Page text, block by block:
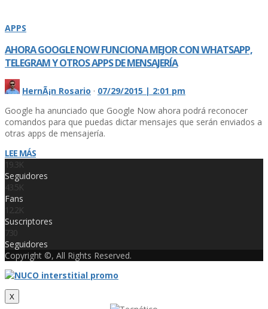
APPS
AHORA GOOGLE NOW FUNCIONA MEJOR CON WHATSAPP,
TELEGRAM Y OTROS APPS DE MENSAJERÍ­A
HernÃ¡n Rosario · 07/29/2015 | 2:01 pm
Google ha anunciado que Google Now ahora podrá reconocer
comandos para que puedas dictar mensajes que serán enviados a
otras apps de mensajerí­a.
LEE MÁS
19.3K
Seguidores
43.5K
Fans
12.2K
Suscriptores
730
Seguidores
Copyright ©, All Rights Reserved.
X